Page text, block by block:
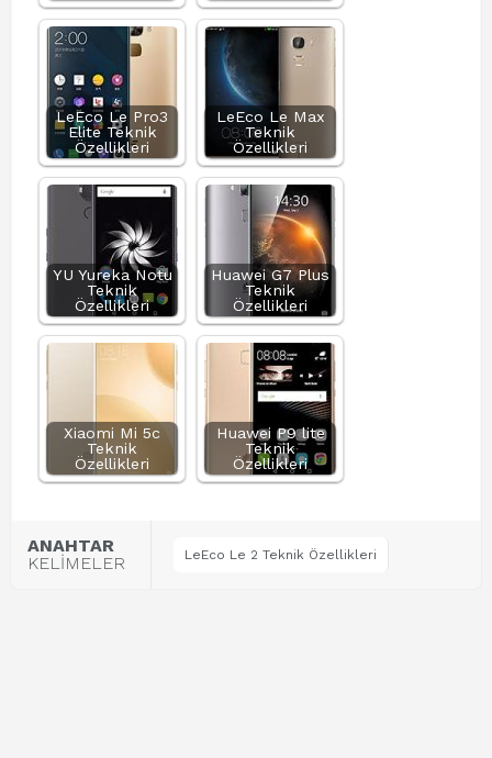
LeEco Le Pro3
Elite Teknik
Özellikleri
LeEco Le Max
Teknik
Özellikleri
YU Yureka Notu
Teknik
Özellikleri
Huawei G7 Plus
Teknik
Özellikleri
Xiaomi Mi 5c
Teknik
Özellikleri
Huawei P9 lite
Teknik
Özellikleri
ANAHTAR
KELİMELER
LeEco Le 2 Teknik Özellikleri